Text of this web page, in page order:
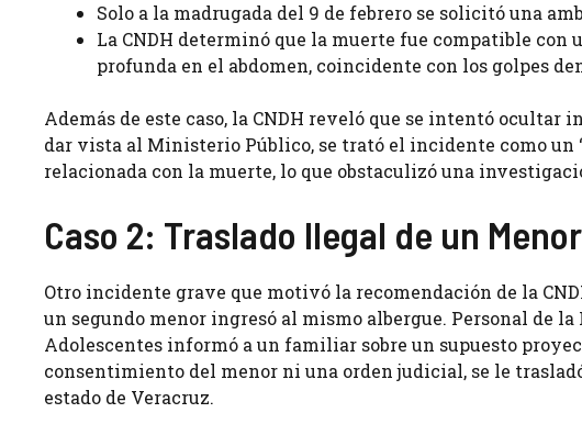
Solo a la madrugada del 9 de febrero se solicitó una
La CNDH determinó que la muerte fue compatible
profunda en el abdomen, coincidente con los golpes
Además de este caso, la CNDH reveló que se intentó
dar vista al Ministerio Público, se trató el incidente como un
relacionada con la muerte, lo que obstaculizó una
Caso 2: Traslado Ilegal de un
Otro incidente grave que motivó la recomendación de la
un segundo menor ingresó al mismo albergue. Personal de
Adolescentes informó a un familiar sobre un supuesto
consentimiento del menor ni una orden judicial, se le
estado de Veracruz.